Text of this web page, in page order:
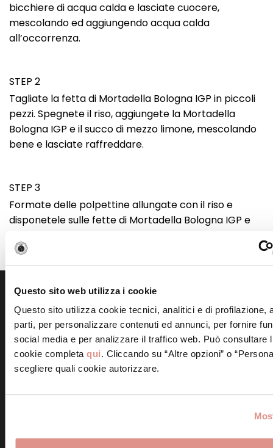
Questo sito web utilizza i cookie
Questo sito utilizza cookie tecnici, analitici e di profilazione,
parti, per personalizzare contenuti ed annunci, per fornire
social media e per analizzare il traffico web. Può consultare
cookie completa qui. Cliccando su “Altre opzioni” o
scegliere quali cookie autorizzare.
bicchiere di acqua calda e lasciate cuocere,
mescolando ed aggiungendo acqua calda
all’occorrenza.
STEP 2
Tagliate la fetta di Mortadella Bologna IGP in piccoli
pezzi. Spegnete il riso, aggiungete la Mortadella
Bologna IGP e il succo di mezzo limone, mescolando
bene e lasciate raffreddare.
STEP 3
Formate delle polpettine allungate con il riso e
disponetele sulle fette di Mortadella Bologna IGP e
greco.
Scopri altre ricette simili